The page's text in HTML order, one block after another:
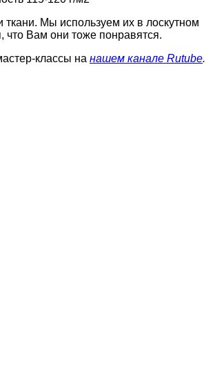
ткани. Мы используем их в лоскутном
что Вам они тоже понравятся.
классы на нашем канале Rutube.